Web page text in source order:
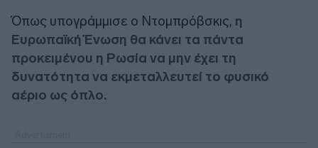
Όπως υπογράμμισε ο Ντομπρόβσκις, η
Ευρωπαϊκή Ένωση θα κάνει τα πάντα
προκειμένου η Ρωσία να μην έχει τη
δυνατότητα να εκμεταλλευτεί το φυσικό
αέριο ως όπλο.